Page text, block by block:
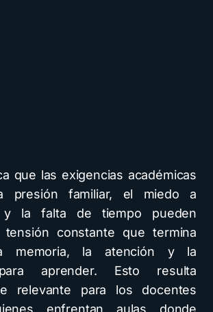
que las exigencias académicas
presión familiar, el miedo a
y la falta de tiempo pueden
tensión constante que termina
memoria, la atención y la
aprender. Esto resulta
relevante para los docentes
enfrentan aulas donde